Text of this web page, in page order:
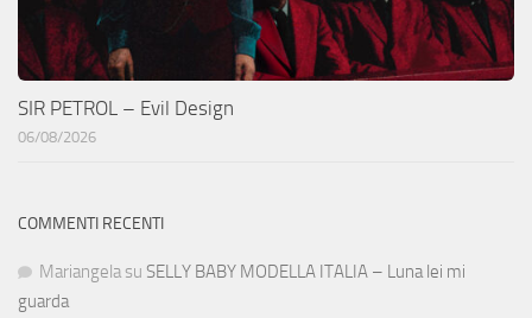
SIR PETROL – Evil Design
06/08/2026
COMMENTI RECENTI
Mariangela su SELLY BABY MODELLA ITALIA – Luna lei mi
guarda